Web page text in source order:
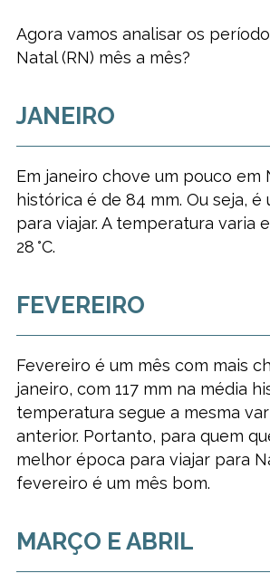
Agora vamos analisar os
Natal (RN) mês a mês?
JANEIRO
Em janeiro chove um pouco em
histórica é de 84 mm. Ou seja, é
para viajar. A temperatura varia
28 °C.
FEVEREIRO
Fevereiro é um mês com mais
janeiro, com 117 mm na média
temperatura segue a mesma
anterior. Portanto, para quem
melhor época para viajar para
fevereiro é um mês bom.
MARÇO E ABRIL